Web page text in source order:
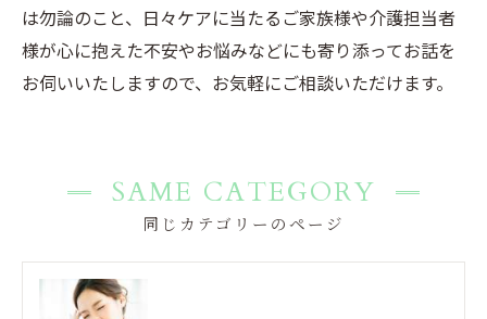
は勿論のこと、日々ケアに当たるご家族様や介護担当者
様が心に抱えた不安やお悩みなどにも寄り添ってお話を
お伺いいたしますので、お気軽にご相談いただけます。
同じカテゴリーのページ
SAME CATEGORY